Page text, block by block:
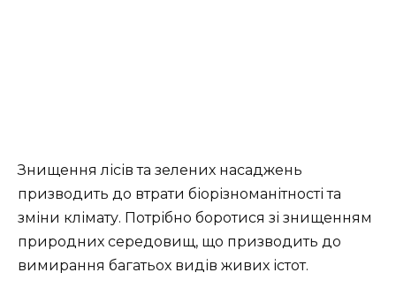
Знищення лісів та зелених насаджень
призводить до втрати біорізноманітності та
зміни клімату. Потрібно боротися зі знищенням
природних середовищ, що призводить до
вимирання багатьох видів живих істот.